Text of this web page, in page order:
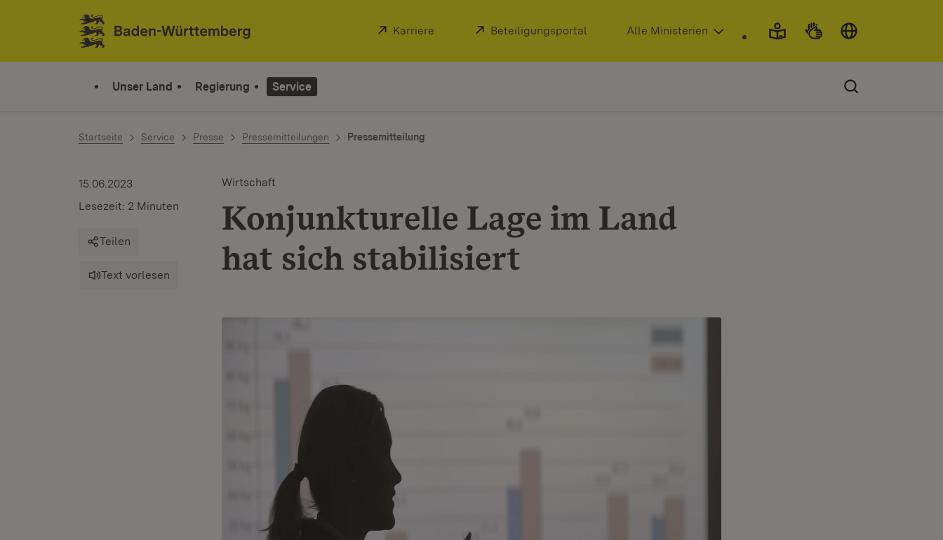
Zum Inhalt springen
Link zur Startseite
Extern:
Karriere (Öffnet in neuem Fenster)
Extern:
Beteiligungsportal (Öffnet in neuem Fenster)
Alle Ministerien
Unser Land Regierung Service
Startseite Service Presse Pressemitteilungen Pressemitteilung
Wirtschaft
Konjunkturelle Lage im Land
hat sich stabilisiert
15.06.2023
Lesezeit: 2 Minuten
Teilen
Text vorlesen